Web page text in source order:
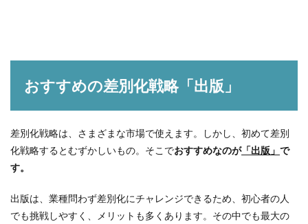
おすすめの差別化戦略「出版」
差別化戦略は、さまざまな市場で使えます。しかし、初めて差別
化戦略するとむずかしいもの。そこでおすすめなのが「出版」 で
す。
出版は、業種問わず差別化にチャレンジできるため、初心者の人
でも挑戦しやすく、メリットも多くあります。その中でも最大の